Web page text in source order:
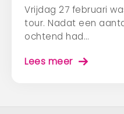
Vrijdag 27 februari
tour. Nadat een
ochtend had…
Lees meer